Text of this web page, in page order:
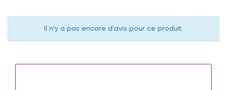
Il n'y a pas encore d'avis pour ce produit.